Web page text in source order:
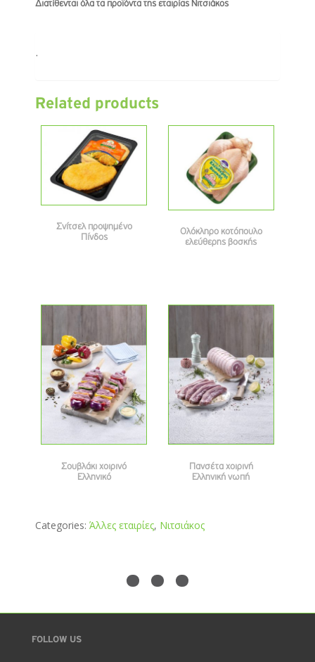
Διατίθενται όλα τα προϊόντα της εταιρίας Νιτσιάκος
Categories: Άλλες εταιρίες, Νιτσιάκος
.
Related products
Σνίτσελ προψημένο
Πίνδος
Ολόκληρο κοτόπουλο
ελεύθερης βοσκής
Σουβλάκι χοιρινό
Ελληνικό
Πανσέτα χοιρινή
Ελληνική νωπή
FOLLOW US